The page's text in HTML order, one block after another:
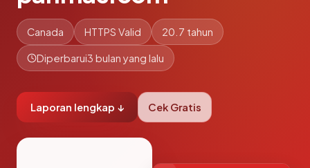
Canada HTTPS Valid 20.7 tahun
Diperbarui3 bulan yang lalu
Laporan lengkap ↓ Cek Gratis